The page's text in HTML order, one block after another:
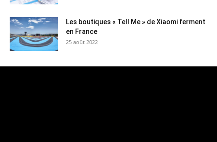
Les boutiques « Tell Me » de Xiaomi ferment
en France
25 août 2022